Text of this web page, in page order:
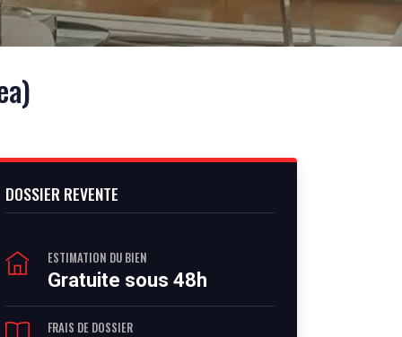
DOSSIER REVENTE
ESTIMATION DU BIEN
Gratuite sous 48h
FRAIS DE DOSSIER